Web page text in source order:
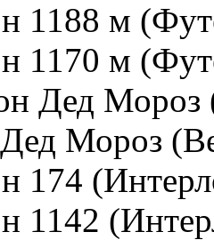
1188 м
1170 м
Дед Мороз
Мороз
174
1142